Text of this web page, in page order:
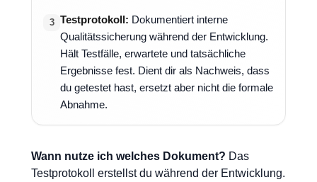
3 Testprotokoll: Dokumentiert interne
Qualitätssicherung während der Entwicklung.
Hält Testfälle, erwartete und tatsächliche
Ergebnisse fest. Dient dir als Nachweis, dass
du getestet hast, ersetzt aber nicht die formale
Abnahme.
Wann nutze ich welches Dokument? Das
Testprotokoll erstellst du während der Entwicklung.